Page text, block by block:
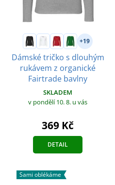
+19
Dámské tričko s dlouhým
rukávem z organické
Fairtrade bavlny
SKLADEM
v pondělí 10. 8. u vás
369 Kč
DETAIL
Sami oblékáme